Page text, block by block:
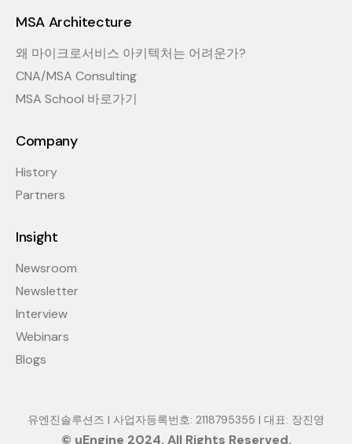
MSA Architecture
왜 마이크로서비스 아키텍처는 어려운가?
CNA/MSA Consulting
MSA School 바로가기
Company
History
Partners
Insight
Newsroom
Newsletter
Interview
Webinars
Blogs
유엔진솔루션즈 | 사업자등록번호: 2118795355 | 대표: 장진영
© uEngine 2024. All Rights Reserved.